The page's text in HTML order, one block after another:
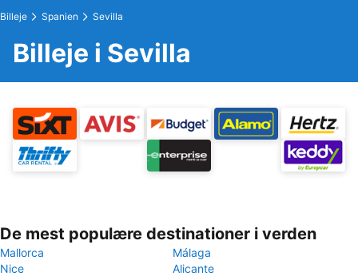
Billeje Spanien Sevilla
Billeje i Sevilla
De mest populære destinationer i verden
Mallorca
Málaga
Nice
Alicante